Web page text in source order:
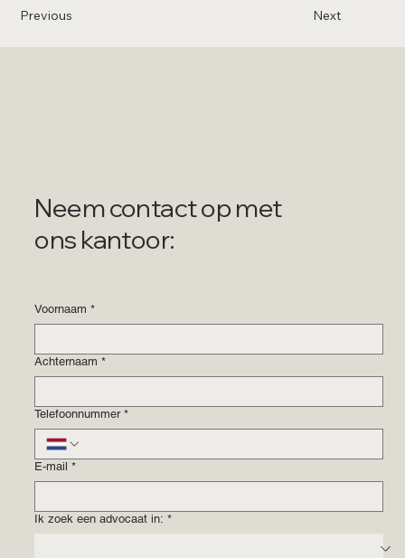
Previous Next
Neem contact op met
ons kantoor:
Voornaam *
Achternaam *
Telefoonnummer *
E-mail *
Ik zoek een advocaat in: *